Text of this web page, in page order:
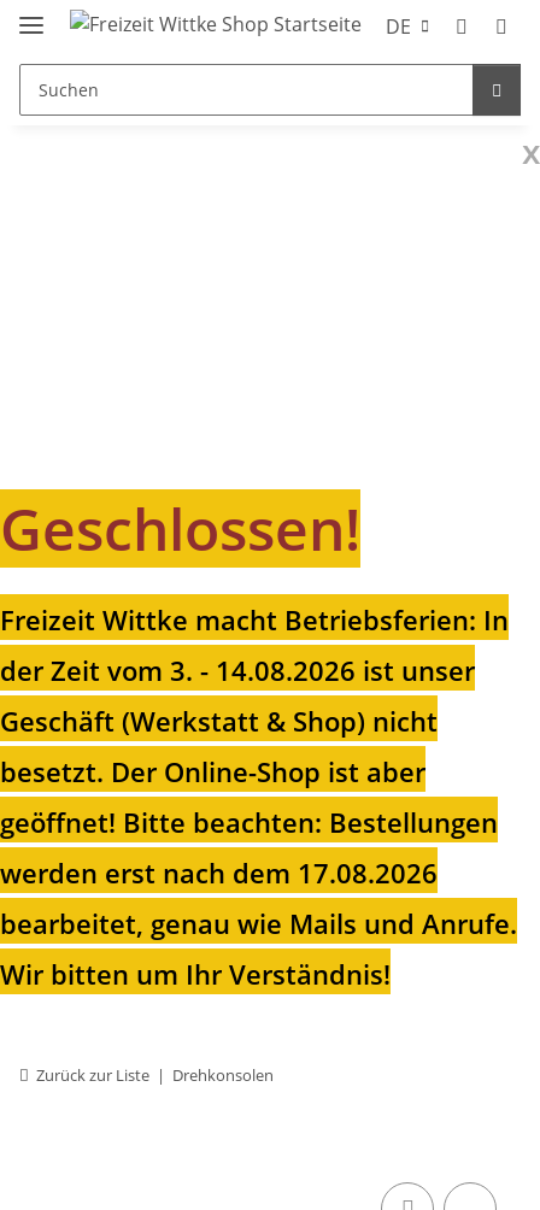
DE
x
Geschlossen!
Freizeit Wittke macht Betriebsferien: In
der Zeit vom 3. - 14.08.2026 ist unser
Geschäft (Werkstatt & Shop) nicht
besetzt. Der Online-Shop ist aber
geöffnet! Bitte beachten: Bestellungen
werden erst nach dem 17.08.2026
bearbeitet, genau wie Mails und Anrufe.
Wir bitten um Ihr Verständnis!
Zurück zur Liste Drehkonsolen